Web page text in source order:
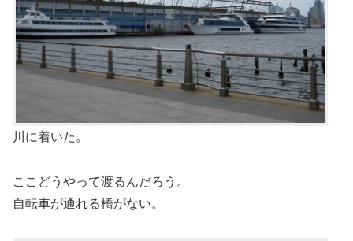
川に着いた。
ここどうやって渡るんだろう。
自転車が通れる橋がない。